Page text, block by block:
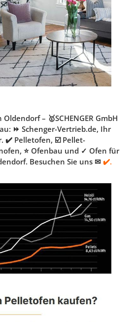
– 🥇SCHENGER GmbH
⏩ Schenger-Vertrieb.de, Ihr
✔️ Pelletofen, ☑️ Pellet-
⭐ Ofenbau und ✓ Ofen für
Besuchen Sie uns ✉ ✔️.